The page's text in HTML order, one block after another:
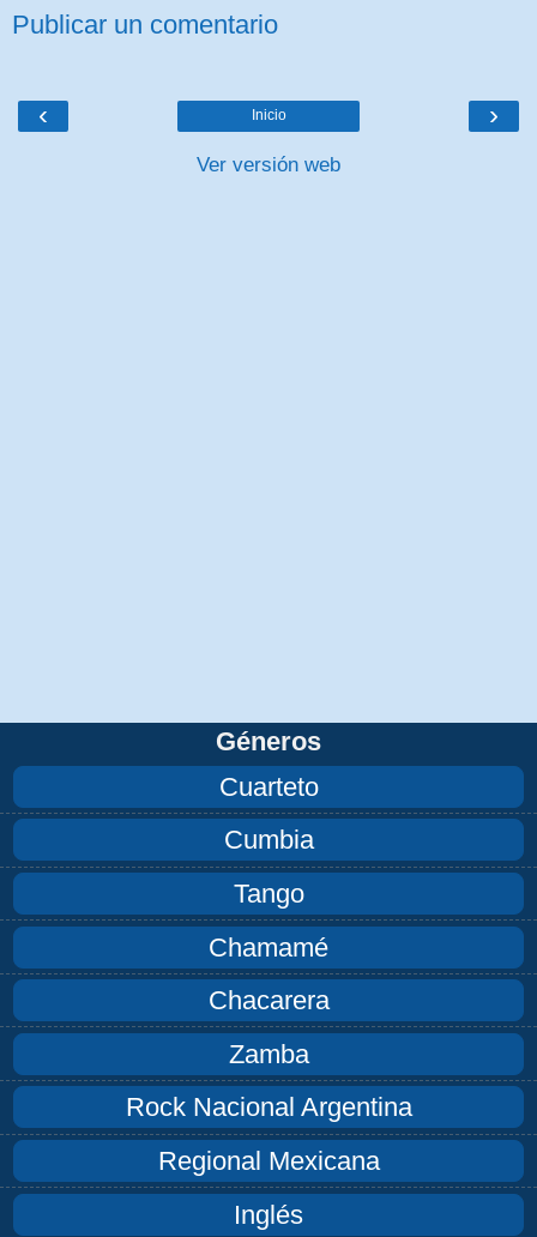
Publicar un comentario
‹ ›
Inicio
Ver versión web
Géneros
Cuarteto
Cumbia
Tango
Chamamé
Chacarera
Zamba
Rock Nacional Argentina
Regional Mexicana
Inglés